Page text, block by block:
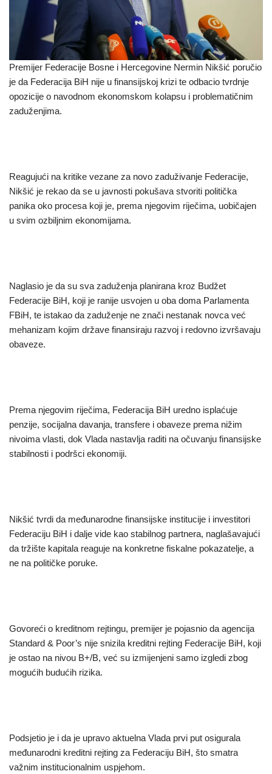
Premijer Federacije Bosne i Hercegovine Nermin Nikšić poručio
je da Federacija BiH nije u finansijskoj krizi te odbacio tvrdnje
opozicije o navodnom ekonomskom kolapsu i problematičnim
zaduženjima.
Reagujući na kritike vezane za novo zaduživanje Federacije,
Nikšić je rekao da se u javnosti pokušava stvoriti politička
panika oko procesa koji je, prema njegovim riječima, uobičajen
u svim ozbiljnim ekonomijama.
Naglasio je da su sva zaduženja planirana kroz Budžet
Federacije BiH, koji je ranije usvojen u oba doma Parlamenta
FBiH, te istakao da zaduženje ne znači nestanak novca već
mehanizam kojim države finansiraju razvoj i redovno izvršavaju
obaveze.
Prema njegovim riječima, Federacija BiH uredno isplaćuje
penzije, socijalna davanja, transfere i obaveze prema nižim
nivoima vlasti, dok Vlada nastavlja raditi na očuvanju finansijske
stabilnosti i podršci ekonomiji.
Nikšić tvrdi da međunarodne finansijske institucije i investitori
Federaciju BiH i dalje vide kao stabilnog partnera, naglašavajući
da tržište kapitala reaguje na konkretne fiskalne pokazatelje, a
ne na političke poruke.
Govoreći o kreditnom rejtingu, premijer je pojasnio da agencija
Standard & Poor’s nije snizila kreditni rejting Federacije BiH, koji
je ostao na nivou B+/B, već su izmijenjeni samo izgledi zbog
mogućih budućih rizika.
Podsjetio je i da je upravo aktuelna Vlada prvi put osigurala
međunarodni kreditni rejting za Federaciju BiH, što smatra
važnim institucionalnim uspjehom.